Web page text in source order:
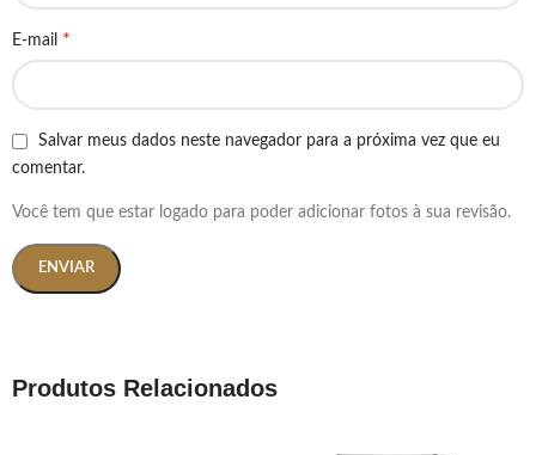
E-mail *
Salvar meus dados neste navegador para a próxima vez que eu
comentar.
Você tem que estar logado para poder adicionar fotos à sua revisão.
Produtos Relacionados